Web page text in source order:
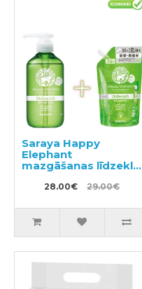
Saraya Happy
Elephant
mazgāšanas līdzeklis
traukiem, dārzeņiem
un augļiem 300ml +
28.00€ 29.00€